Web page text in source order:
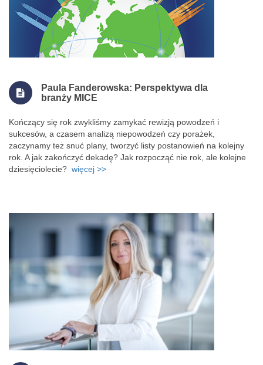
Paula Fanderowska: Perspektywa dla
branży MICE
Kończący się rok zwykliśmy zamykać rewizją powodzeń i
sukcesów, a czasem analizą niepowodzeń czy porażek,
zaczynamy też snuć plany, tworzyć listy postanowień na kolejny
rok. A jak zakończyć dekadę? Jak rozpocząć nie rok, ale kolejne
dziesięciolecie? więcej >>